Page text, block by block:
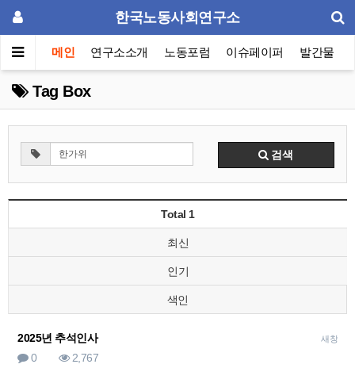
한국노동사회연구소
메인 연구소소개 노동포럼 이슈페이퍼 발간물
Tag Box
검색
Total 1
최신
인기
색인
새창
2025년 추석인사
0
2,767